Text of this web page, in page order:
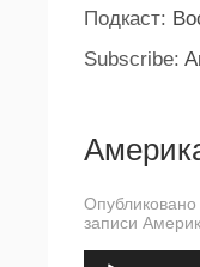
Подкаст:
Subscribe:
записи